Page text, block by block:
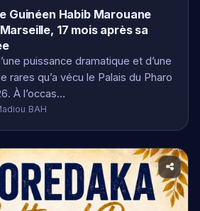
rares qu’a vécu le Palais du Pharo
À l’occas…
BAH